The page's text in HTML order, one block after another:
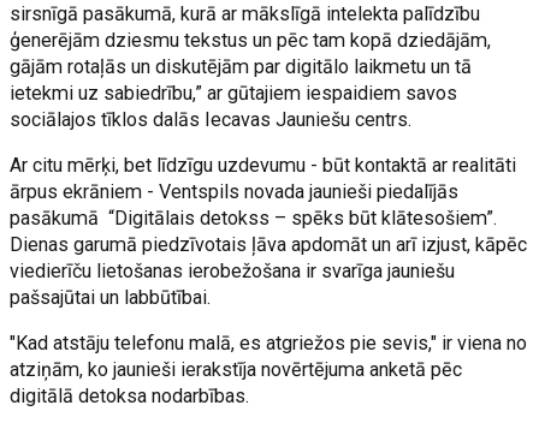
sirsnīgā pasākumā, kurā ar mākslīgā intelekta palīdzību
ģenerējām dziesmu tekstus un pēc tam kopā dziedājām,
gājām rotaļās un diskutējām par digitālo laikmetu un tā
ietekmi uz sabiedrību,” ar gūtajiem iespaidiem savos
sociālajos tīklos dalās Iecavas Jauniešu centrs.
Ar citu mērķi, bet līdzīgu uzdevumu - būt kontaktā ar realitāti
ārpus ekrāniem - Ventspils novada jaunieši piedalījās
pasākumā “Digitālais detokss – spēks būt klātesošiem”.
Dienas garumā piedzīvotais ļāva apdomāt un arī izjust, kāpēc
viedierīču lietošanas ierobežošana ir svarīga jauniešu
pašsajūtai un labbūtībai.
"Kad atstāju telefonu malā, es atgriežos pie sevis," ir viena no
atziņām, ko jaunieši ierakstīja novērtējuma anketā pēc
digitālā detoksa nodarbības.